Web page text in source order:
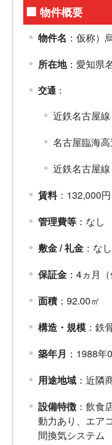
🏢 物件概要
物件名 ：仮称）
所在地：愛知県
交通 ：
近鉄名古屋
名古屋臨海
近鉄名古屋
賃料：132,000円
管理費等 ：なし
敷金 / 礼金 ：な
保証金 ：4ヵ月
面積 ：92.00㎡
構造・規模 ：鉄
築年月 ：1988年
用途地域 ：近隣
設備特徴 ：飲食
動力あり、エア
間換気システム